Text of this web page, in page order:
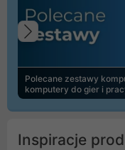
Polecane zestawy
komputery do gier i
Poprzedni
Inspiracje